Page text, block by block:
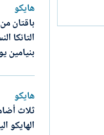
هايكو
باقتان
التانكا
بنيامين
هايكو
ثلاث
الهايكو